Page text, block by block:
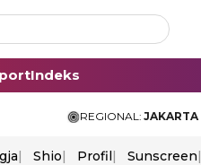
Indeks
REGIONAL: JAKARTA
Shio Profil Sunscreen